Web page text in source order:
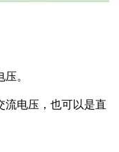
。
电压，也可以是直